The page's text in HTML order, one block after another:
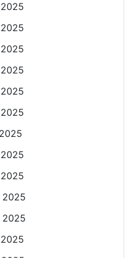
2025
2025